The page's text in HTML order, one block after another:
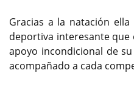
Gracias a la natación
deportiva interesante que
apoyo incondicional de
acompañado a cada